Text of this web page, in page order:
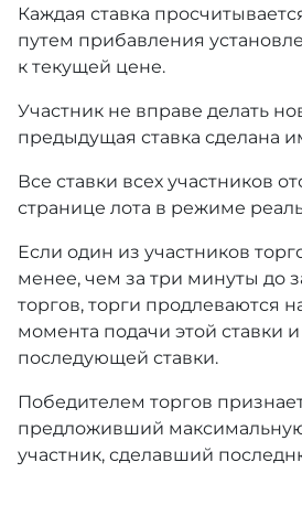
Каждая ставка
путем прибавления
к текущей цене.
Участник не вправе делать
предыдущая ставка сделана
Все ставки всех участников
странице лота в режиме
Если один из участников
менее, чем за три минуты до
торгов, торги продлеваются
момента подачи этой ставки
последующей ставки.
Победителем торгов
предложивший максимальную
участник, сделавший